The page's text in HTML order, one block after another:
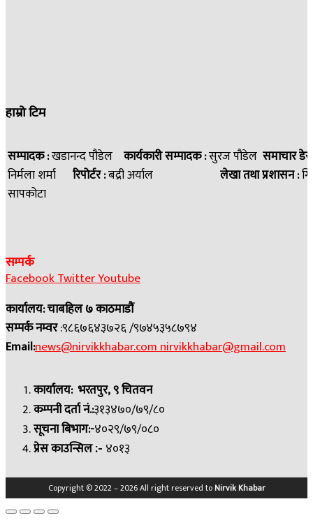
हाम्रो टिम
सम्पादक :खडानन्द पौडेल कार्यकारी सम्पादक :सुरज पौडेल समाचार
निर्मला शर्मा रिपोर्टर :बद्री अर्याल लेखा तथा प्रशासन :
सापकोटा
सम्पर्क
FacebookTwitterYoutube
कार्यालय: चाबहिल ७ काठमाडौं
सम्पर्क नम्वर:९८६७६४३७२६ /९७४५३५८७९४
Email:news@nirvikkhabar.comnirvikkhabar@gmail.com
कार्यालय: भरतपुर, ९ चितवन
कम्पनी दर्ता नं.:३१३४७०/७९/८०
सूचना बिभाग:-४०२९/७९/०८०
प्रेस काउन्सिल:- ४०१३
Copyright © 2022 – 2026 All right reserved toNirvik Khabar